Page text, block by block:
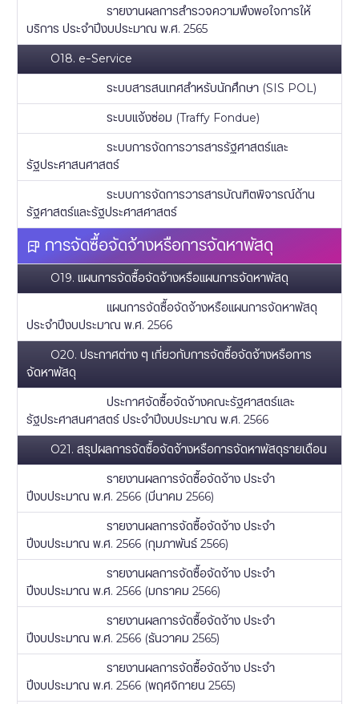
รายงานผลการสำรวจความพึงพอใจการให้
บริการ ประจำปีงบประมาณ พ.ศ. 2565
O18. e–Service
ระบบสารสนเทศสำหรับนักศึกษา (SIS POL)
ระบบแจ้งซ่อม (Traffy Fondue)
ระบบการจัดการวารสารรัฐศาสตร์และ
รัฐประศาสนศาสตร์
ระบบการจัดการวารสารบัณฑิตพิจารณ์ด้าน
รัฐศาสตร์และรัฐประศาสศาสตร์
การจัดซื้อจัดจ้างหรือการจัดหาพัสดุ
O19. แผนการจัดซื้อจัดจ้างหรือแผนการจัดหาพัสดุ
แผนการจัดซื้อจัดจ้างหรือแผนการจัดหาพัสดุ
ประจำปีงบประมาณ พ.ศ. 2566
O20. ประกาศต่าง ๆ เกี่ยวกับการจัดซื้อจัดจ้างหรือการ
จัดหาพัสดุ
ประกาศจัดซื้อจัดจ้างคณะรัฐศาสตร์และ
รัฐประศาสนศาสตร์ ประจำปีงบประมาณ พ.ศ. 2566
O21. สรุปผลการจัดซื้อจัดจ้างหรือการจัดหาพัสดุรายเดือน
รายงานผลการจัดซื้อจัดจ้าง ประจำ
ปีงบประมาณ พ.ศ. 2566 (มีนาคม 2566)
รายงานผลการจัดซื้อจัดจ้าง ประจำ
ปีงบประมาณ พ.ศ. 2566 (กุมภาพันธ์ 2566)
รายงานผลการจัดซื้อจัดจ้าง ประจำ
ปีงบประมาณ พ.ศ. 2566 (มกราคม 2566)
รายงานผลการจัดซื้อจัดจ้าง ประจำ
ปีงบประมาณ พ.ศ. 2566 (ธันวาคม 2565)
รายงานผลการจัดซื้อจัดจ้าง ประจำ
ปีงบประมาณ พ.ศ. 2566 (พฤศจิกายน 2565)